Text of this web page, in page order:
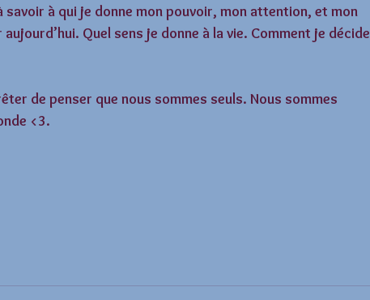
savoir à qui je donne mon pouvoir, mon attention, et mon
Quel sens je donne à la vie. Comment je décide
de penser que nous sommes seuls. Nous sommes
<3.